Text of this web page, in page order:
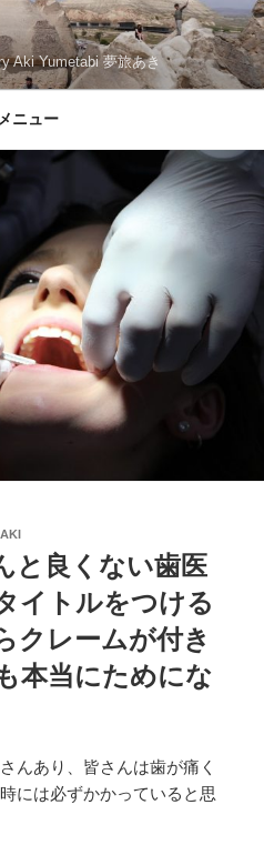
Aki Yumetabi 夢旅あき
メニュー
と良くない歯医
イトルをつける
クレームが付き
本当にためにな
んあり、皆さんは歯が痛く
には必ずかかっていると思